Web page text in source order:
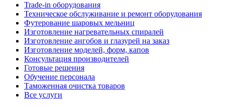
Trade-in оборудования
Техническое обслуживание и ремонт оборудования
Футерование шаровых мельниц
Изготовление нагревательных спиралей
Изготовление ангобов и глазурей на заказ
Изготовление моделей, форм, капов
Консультация производителей
Готовые решения
Обучение персонала
Таможенная очистка товаров
Все услуги